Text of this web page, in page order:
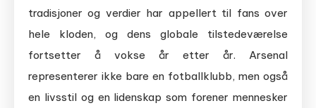
tradisjoner og verdier har appellert til fans over
hele kloden, og dens globale tilstedeværelse
fortsetter å vokse år etter år. Arsenal
representerer ikke bare en fotballklubb, men også
en livsstil og en lidenskap som forener mennesker